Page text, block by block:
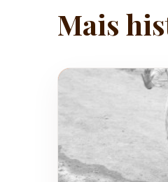
Mais